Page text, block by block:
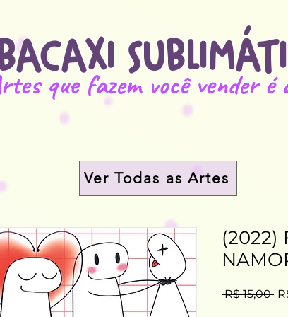
que fazem você vender é
(2022)
R$ 15,00
Ver Todas as Artes